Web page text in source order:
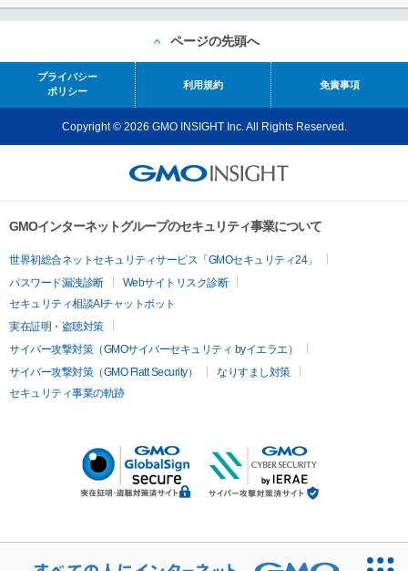
ページの先頭へ
プライバシー
ポリシー
利用規約 免責事項
Copyright © 2026 GMO INSIGHT Inc. All Rights Reserved.
GMOインターネットグループのセキュリティ事業について
世界初総合ネットセキュリティサービス「GMOセキュリティ24」
パスワード漏洩診断
Webサイトリスク診断
セキュリティ相談AIチャットボット
実在証明・盗聴対策
サイバー攻撃対策（GMOサイバーセキュリティ byイエラエ）
サイバー攻撃対策（GMO Flatt Security）
なりすまし対策
セキュリティ事業の軌跡